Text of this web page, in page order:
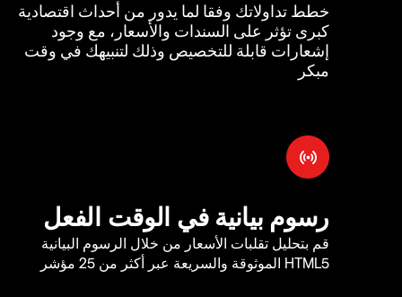
خطط تداولاتك وفقا لما يدور من أحداث اقتصادية
كبرى تؤثر على السندات والأسعار، مع وجود
إشعارات قابلة للتخصيص وذلك لتنبيهك في وقت
مبكر
رسوم بيانية في الوقت الفعل
قم بتحليل تقلبات الأسعار من خلال الرسوم البيانية
HTML5 الموثوقة والسريعة عبر أكثر من 25 مؤشر